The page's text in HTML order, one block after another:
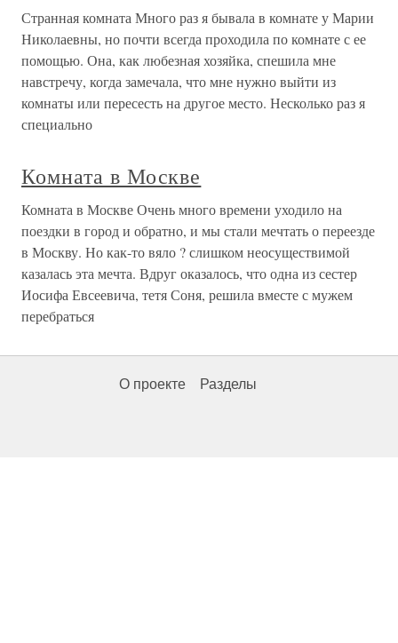
Странная комната Много раз я бывала в комнате у Марии
Николаевны, но почти всегда проходила по комнате с ее
помощью. Она, как любезная хозяйка, спешила мне
навстречу, когда замечала, что мне нужно выйти из
комнаты или пересесть на другое место. Несколько раз я
специально
Комната в Москве
Комната в Москве Очень много времени уходило на
поездки в город и обратно, и мы стали мечтать о переезде
в Москву. Но как-то вяло ? слишком неосуществимой
казалась эта мечта. Вдруг оказалось, что одна из сестер
Иосифа Евсеевича, тетя Соня, решила вместе с мужем
перебраться
О проекте Разделы